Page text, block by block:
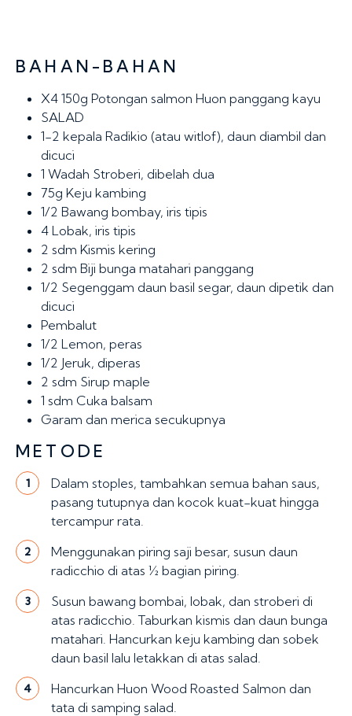
BAHAN-BAHAN
X4 150g Potongan salmon Huon panggang kayu
SALAD
1-2 kepala Radikio (atau witlof), daun diambil dan
dicuci
1 Wadah Stroberi, dibelah dua
75g Keju kambing
1/2 Bawang bombay, iris tipis
4 Lobak, iris tipis
2 sdm Kismis kering
2 sdm Biji bunga matahari panggang
1/2 Segenggam daun basil segar, daun dipetik dan
dicuci
Pembalut
1/2 Lemon, peras
1/2 Jeruk, diperas
2 sdm Sirup maple
1 sdm Cuka balsam
Garam dan merica secukupnya
METODE
1
Dalam stoples, tambahkan semua bahan saus,
pasang tutupnya dan kocok kuat-kuat hingga
tercampur rata.
2
Menggunakan piring saji besar, susun daun
radicchio di atas ½ bagian piring.
3
Susun bawang bombai, lobak, dan stroberi di
atas radicchio. Taburkan kismis dan daun bunga
matahari. Hancurkan keju kambing dan sobek
daun basil lalu letakkan di atas salad.
4
Hancurkan Huon Wood Roasted Salmon dan
tata di samping salad.